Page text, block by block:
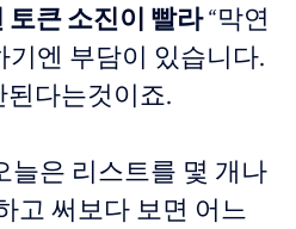
토큰 소진이 빨라“막연
기엔 부담이 있습니다.
다는것이죠.
늘은 리스트를 몇 개나
고 써보다 보면 어느